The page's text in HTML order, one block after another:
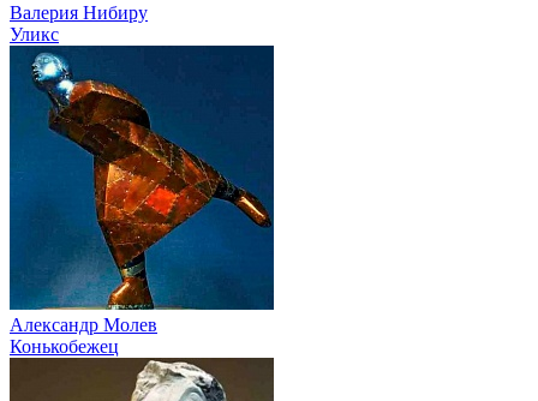
Валерия Нибиру
Уликс
Александр Молев
Конькобежец